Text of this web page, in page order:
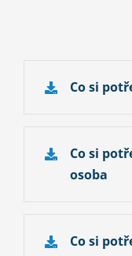
Co si
Co si
osoba
Co si